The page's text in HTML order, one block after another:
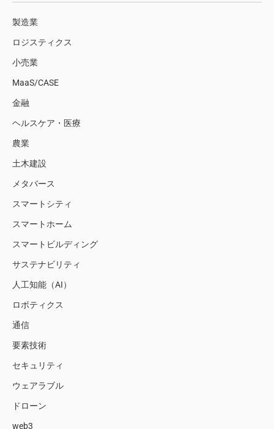
製造業
ロジスティクス
小売業
MaaS/CASE
金融
ヘルスケア・医療
農業
土木建設
メタバース
スマートシティ
スマートホーム
スマートビルディング
サステナビリティ
人工知能（AI）
ロボティクス
通信
要素技術
セキュリティ
ウェアラブル
ドローン
web3